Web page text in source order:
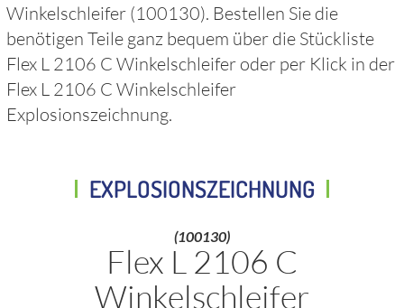
Winkelschleifer (100130). Bestellen Sie die
benötigen Teile ganz bequem über die Stückliste
Flex L 2106 C Winkelschleifer oder per Klick in der
Flex L 2106 C Winkelschleifer
Explosionszeichnung.
EXPLOSIONSZEICHNUNG
(100130)
Flex L 2106 C
Winkelschleifer